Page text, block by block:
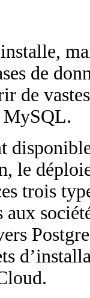
de
de
MySQL.
le
trois